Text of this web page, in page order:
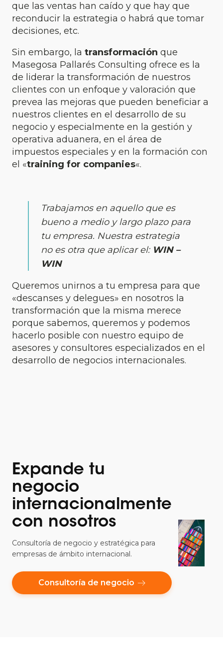
que las ventas han caído y que hay que
reconducir la estrategia o habrá que tomar
decisiones, etc.
Sin embargo, la transformación que
Masegosa Pallarés Consulting ofrece es la
de liderar la transformación de nuestros
clientes con un enfoque y valoración que
prevea las mejoras que pueden beneficiar a
nuestros clientes en el desarrollo de su
negocio y especialmente en la gestión y
operativa aduanera, en el área de
impuestos especiales y en la formación con
el «training for companies«.
Trabajamos en aquello que es
bueno a medio y largo plazo para
tu empresa. Nuestra estrategia
no es otra que aplicar el: WIN –
WIN
Queremos unirnos a tu empresa para que
«descanses y delegues» en nosotros la
transformación que la misma merece
porque sabemos, queremos y podemos
hacerlo posible con nuestro equipo de
asesores y consultores especializados en el
desarrollo de negocios internacionales.
Expande tu
negocio
internacionalmente
con nosotros
Consultoría de negocio y estratégica para
empresas de ámbito internacional.
Consultoría de negocio